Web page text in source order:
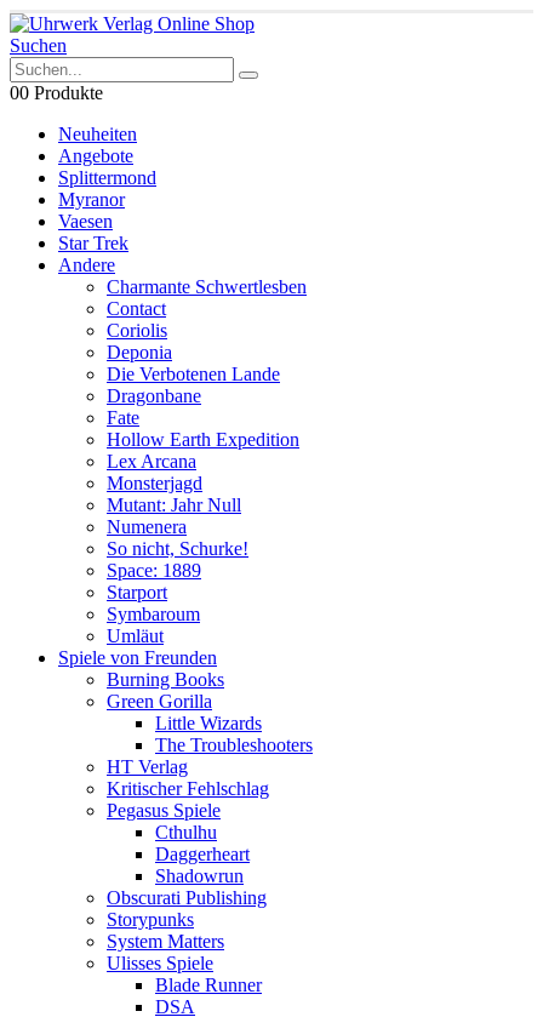
Suchen
00 Produkte
Neuheiten
Angebote
Splittermond
Myranor
Vaesen
Star Trek
Andere
Charmante Schwertlesben
Contact
Coriolis
Deponia
Die Verbotenen Lande
Dragonbane
Fate
Hollow Earth Expedition
Lex Arcana
Monsterjagd
Mutant: Jahr Null
Numenera
So nicht, Schurke!
Space: 1889
Starport
Symbaroum
Umläut
Spiele von Freunden
Burning Books
Green Gorilla
Little Wizards
The Troubleshooters
HT Verlag
Kritischer Fehlschlag
Pegasus Spiele
Cthulhu
Daggerheart
Shadowrun
Obscurati Publishing
Storypunks
System Matters
Ulisses Spiele
Blade Runner
DSA